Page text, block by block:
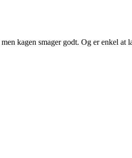
kagen smager godt. Og er enkel at